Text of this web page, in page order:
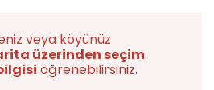
veya köyünüz
üzerinden seçim
öğrenebilirsiniz.